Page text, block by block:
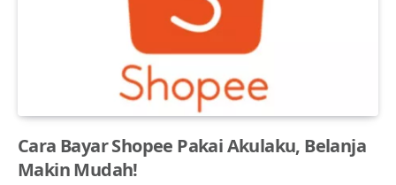
Cara Bayar Shopee Pakai Akulaku, Belanja
Makin Mudah!